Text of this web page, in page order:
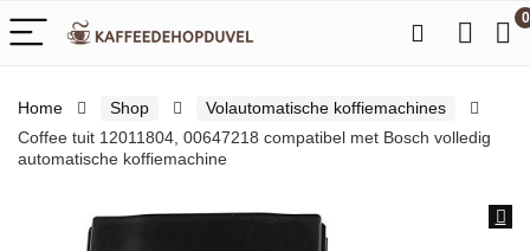
0
Home Shop
Volautomatische koffiemachines
Coffee tuit 12011804, 00647218 compatibel met Bosch volledig
automatische koffiemachine